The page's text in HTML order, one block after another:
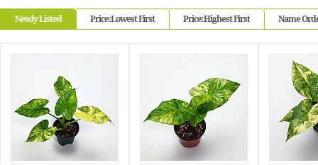
Newly Listed Price:Lowest First Price:Highest First Name